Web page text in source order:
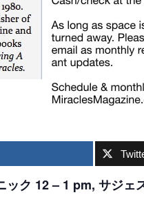
ック 12 – 1 pm, サジェ